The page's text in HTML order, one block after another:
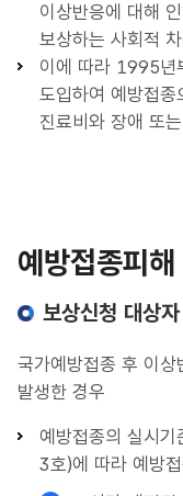
이상반응에 대해
보상하는 사회적
이에 따라 1995년
도입하여 예방접
진료비와 장애 또
예방접종피
보상신청 대상자
국가예방접종 후 이상
발생한 경우
예방접종의 실시
3호)에 따라 예방